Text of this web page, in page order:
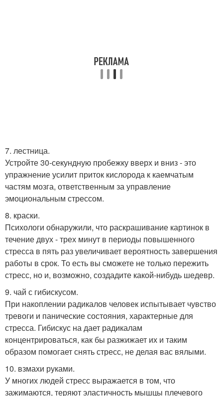
7. лестница.
Устройте 30-секундную пробежку вверх и вниз - это
упражнение усилит приток кислорода к каемчатым
частям мозга, ответственным за управление
эмоциональным стрессом.
8. краски.
Психологи обнаружили, что раскрашивание картинок в
течение двух - трех минут в периоды повышенного
стресса в пять раз увеличивает вероятность завершения
работы в срок. То есть вы сможете не только пережить
стресс, но и, возможно, создадите какой-нибудь шедевр.
9. чай с гибискусом.
При накоплении радикалов человек испытывает чувство
тревоги и панические состояния, характерные для
стресса. Гибискус на дает радикалам
концентрироваться, как бы разжижает их и таким
образом помогает снять стресс, не делая вас вялыми.
10. взмахи руками.
У многих людей стресс выражается в том, что
зажимаются, теряют эластичность мышцы плечевого